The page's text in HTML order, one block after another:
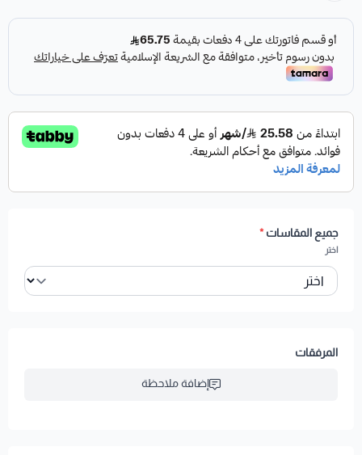
جميع المقاسات*
اختر
المرفقات
إضافة ملاحظة